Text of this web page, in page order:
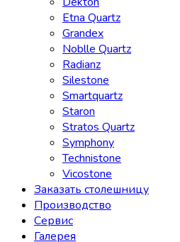
Etna Quartz
Grandex
Noblle Quartz
Radianz
Silestone
Smartquartz
Staron
Stratos Quartz
Symphony
Technistone
Vicostone
Заказать столешницу
Производство
Сервис
Галерея